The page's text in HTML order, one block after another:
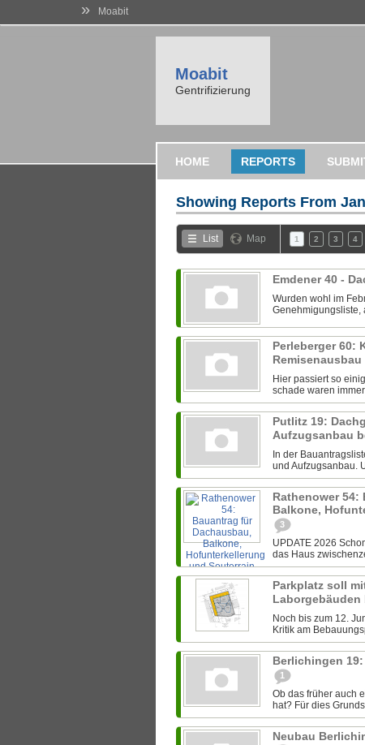
» Moabit
Moabit
Gentrifizierung
HOME REPORTS
Showing Reports From
List Map 1 2 3 4
Emdener 40 -
Wurden wohl im
Genehmigungsliste,
Perleberger 60:
Remisenausbau
Hier passiert so
schade waren
Putlitz 19:
Aufzugsanbau
In der
und Aufzugsanbau.
Rathenower 54:
Balkone,
3
UPDATE 2026
das Haus
Parkplatz soll
Laborgebäuden
Noch bis zum 12.
Kritik am
Berlichingen
1
Ob das früher auch
hat? Für dies
Neubau